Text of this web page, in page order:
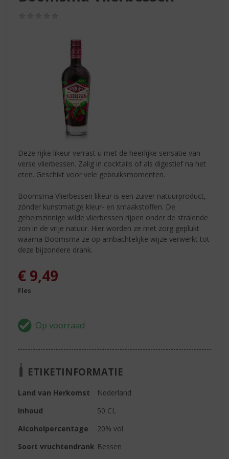
Deze rijke likeur verrast u met de heerlijke sensatie van
verse vlierbessen. Zalig in cocktails of als digestief na het
eten. Geschikt voor vele gebruiksmomenten.
Boomsma Vlierbessen likeur is een zuiver natuurproduct,
zónder kunstmatige kleur- en smaakstoffen. De
geheimzinnige wilde vlierbessen rijpen onder de stralende
zon in de vrije natuur. Hier worden ze met zorg geplukt
waarna Boomsma ze op ambachtelijke wijze verwerkt tot
deze bijzondere drank.
€ 9,49
Fles
ETIKETINFORMATIE
Land van Herkomst
Nederland
Inhoud
50 CL
Alcoholpercentage
20% vol
Soort vruchtendrank Bessen